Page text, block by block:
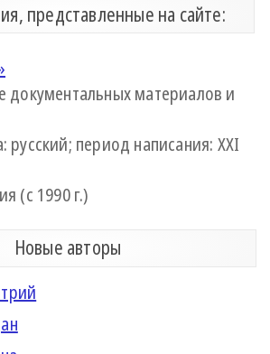
представленные на сайте:
документальных материалов и
русский; период написания: XXI
(с 1990 г.)
Новые авторы